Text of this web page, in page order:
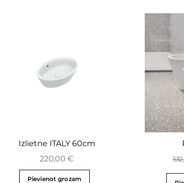
Izlietne ITALY 60cm
220,00€
Pievienot grozam